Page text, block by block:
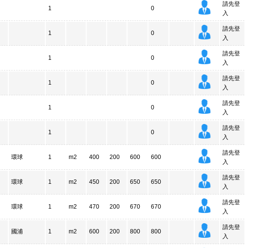
1 0
請先登
入
1 0
請先登
入
1 0
請先登
入
1 0
請先登
入
1 0
請先登
入
1 0
請先登
入
環球 1 m2 400 200 600 600
請先登
入
環球 1 m2 450 200 650 650
請先登
入
環球 1 m2 470 200 670 670
請先登
入
國浦 1 m2 600 200 800 800
請先登
入